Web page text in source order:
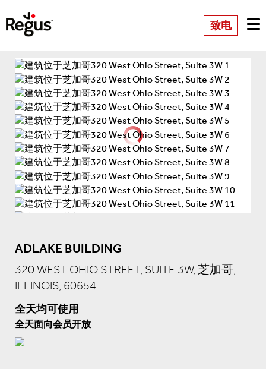
致电
ADLAKE BUILDING
320 WEST OHIO STREET, SUITE 3W, 芝加哥,
ILLINOIS, 60654
全天均可使用
全天面向会员开放